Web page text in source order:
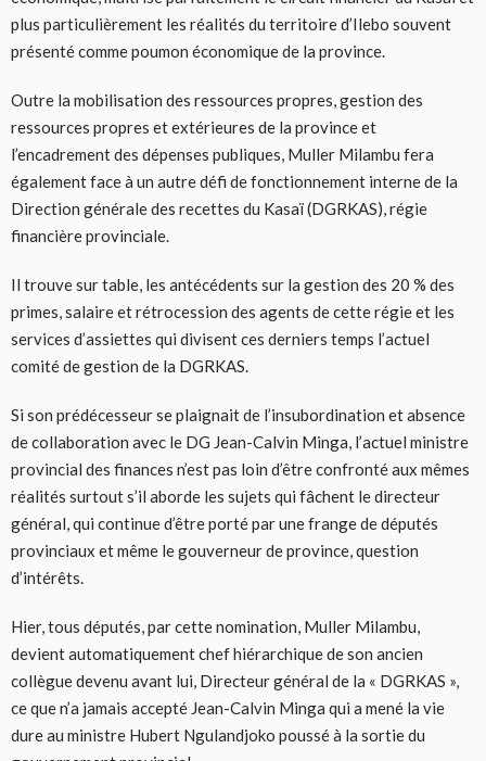
plus particulièrement les réalités du territoire d’Ilebo souvent
présenté comme poumon économique de la province.
Outre la mobilisation des ressources propres, gestion des
ressources propres et extérieures de la province et
l’encadrement des dépenses publiques, Muller Milambu fera
également face à un autre défi de fonctionnement interne de la
Direction générale des recettes du Kasaï (DGRKAS), régie
financière provinciale.
Il trouve sur table, les antécédents sur la gestion des 20 % des
primes, salaire et rétrocession des agents de cette régie et les
services d’assiettes qui divisent ces derniers temps l’actuel
comité de gestion de la DGRKAS.
Si son prédécesseur se plaignait de l’insubordination et absence
de collaboration avec le DG Jean-Calvin Minga, l’actuel ministre
provincial des finances n’est pas loin d’être confronté aux mêmes
réalités surtout s’il aborde les sujets qui fâchent le directeur
général, qui continue d’être porté par une frange de députés
provinciaux et même le gouverneur de province, question
d’intérêts.
Hier, tous députés, par cette nomination, Muller Milambu,
devient automatiquement chef hiérarchique de son ancien
collègue devenu avant lui, Directeur général de la « DGRKAS »,
ce que n’a jamais accepté Jean-Calvin Minga qui a mené la vie
dure au ministre Hubert Ngulandjoko poussé à la sortie du